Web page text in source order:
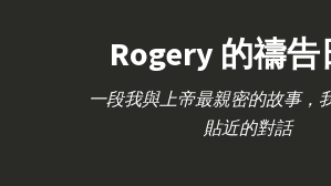
Rogery 的禱告
一段我與上帝最親密的故事，
貼近的對話